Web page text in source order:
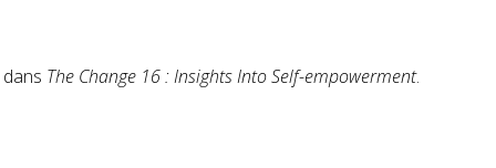
The Change 16 : Insights Into Self-empowerment.